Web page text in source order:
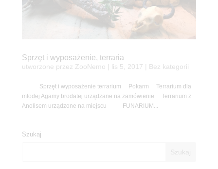
Sprzęt i wyposażenie, terraria
utworzone przez ZooNemo lis 5, 2017 | Bez kategorii
Sprzęt i wyposażenie terrarium Pokarm Terrarium dla
młodej Agamy brodatej urządzane na zamówienie Terrarium z
Anolisem urządzone na miejscu FUNARIUM...
Szukaj